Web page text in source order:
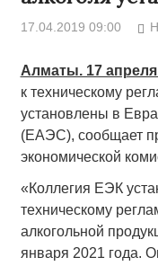
17.04.2019 09:00
Алматы. 17
к техническому
установлены в
(ЕАЭС), сообщает
экономической
«Коллегия ЕЭК
техническому
алкогольной
января 2021 года.